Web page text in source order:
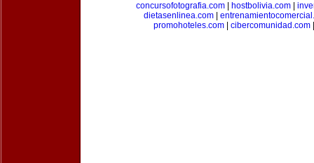
concursofotografia.com| hostbolivia.com|
dietasenlinea.com|
promohoteles.com
cibercomunidad.com